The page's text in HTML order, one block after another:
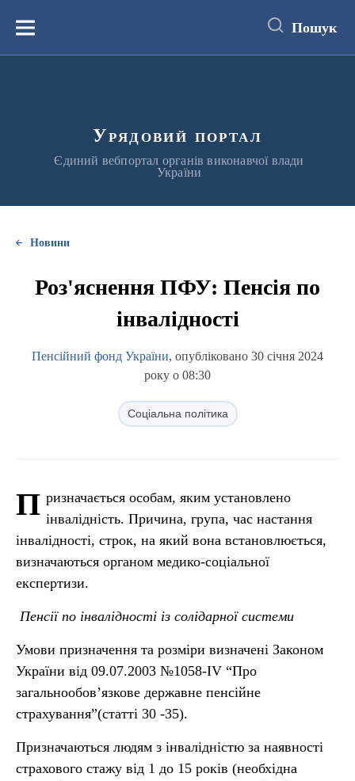
вмістуМеню Пошук
Урядовий портал
Єдиний вебпортал органів виконавчої влади
України
Новини
Роз'яснення ПФУ: Пенсія по
інвалідності
Пенсійний фонд України, опубліковано 30 січня 2024
року о 08:30
Соціальна політика
П ризначається особам, яким установлено
інвалідність. Причина, група, час настання
інвалідності, строк, на який вона встановлюється,
визначаються органом медико-соціальної
експертизи.
Пенсії по інвалідності із солідарної системи
Умови призначення та розміри визначені Законом
України від 09.07.2003 №1058-IV “Про
загальнообов’язкове державне пенсійне
страхування”(статті 30 -35).
Призначаються людям з інвалідністю за наявності
страхового стажу від 1 до 15 років (необхідна